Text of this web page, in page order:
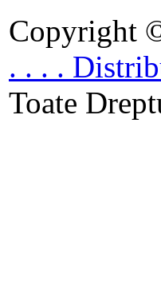
Copyright
. . . .
Toate